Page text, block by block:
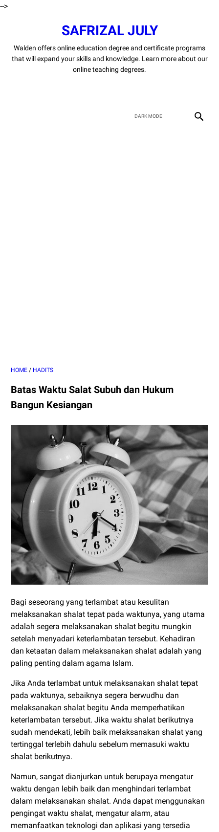
-->
SAFRIZAL JULY
Walden offers online education degree and certificate programs
that will expand your skills and knowledge. Learn more about our
online teaching degrees.
HOME / HADITS
Batas Waktu Salat Subuh dan Hukum
Bangun Kesiangan
Bagi seseorang yang terlambat atau kesulitan
melaksanakan shalat tepat pada waktunya, yang utama
adalah segera melaksanakan shalat begitu mungkin
setelah menyadari keterlambatan tersebut. Kehadiran
dan ketaatan dalam melaksanakan shalat adalah yang
paling penting dalam agama Islam.
Jika Anda terlambat untuk melaksanakan shalat tepat
pada waktunya, sebaiknya segera berwudhu dan
melaksanakan shalat begitu Anda memperhatikan
keterlambatan tersebut. Jika waktu shalat berikutnya
sudah mendekati, lebih baik melaksanakan shalat yang
tertinggal terlebih dahulu sebelum memasuki waktu
shalat berikutnya.
Namun, sangat dianjurkan untuk berupaya mengatur
waktu dengan lebih baik dan menghindari terlambat
dalam melaksanakan shalat. Anda dapat menggunakan
pengingat waktu shalat, mengatur alarm, atau
memanfaatkan teknologi dan aplikasi yang tersedia